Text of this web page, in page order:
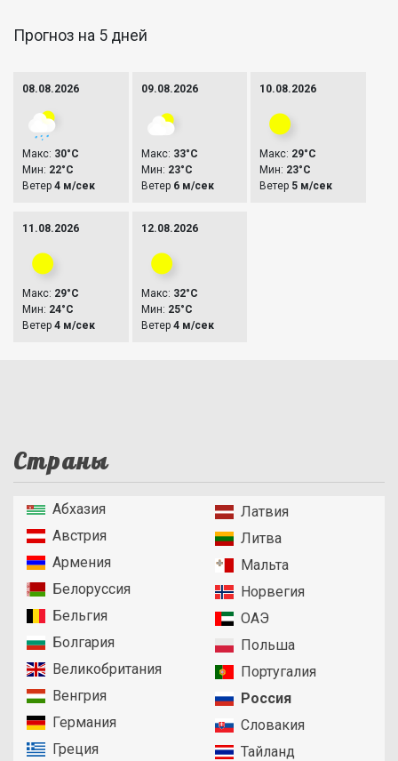
Прогноз на 5 дней
08.08.2026
Макс: 30°C
Мин: 22°C
Ветер 4 м/сек
09.08.2026
Макс: 33°C
Мин: 23°C
Ветер 6 м/сек
10.08.2026
Макс: 29°C
Мин: 23°C
Ветер 5 м/сек
11.08.2026
Макс: 29°C
Мин: 24°C
Ветер 4 м/сек
12.08.2026
Макс: 32°C
Мин: 25°C
Ветер 4 м/сек
Страны
Абхазия
Австрия
Армения
Белоруссия
Бельгия
Болгария
Великобритания
Венгрия
Германия
Греция
Латвия
Литва
Мальта
Норвегия
ОАЭ
Польша
Португалия
Россия
Словакия
Тайланд